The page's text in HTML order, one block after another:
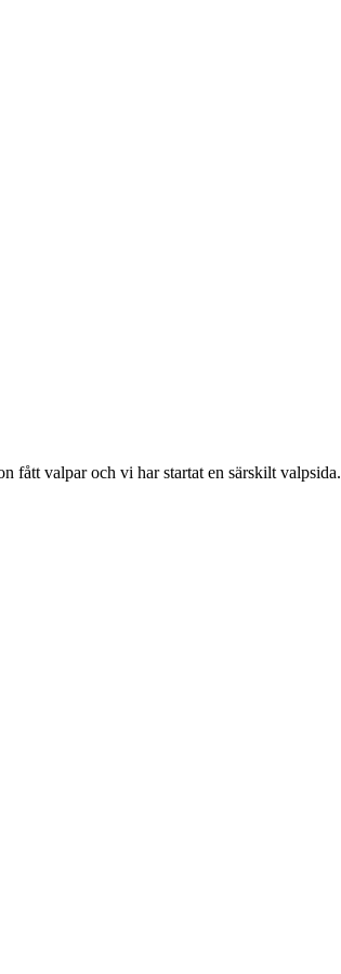
fått valpar och vi har startat en särskilt valpsida.